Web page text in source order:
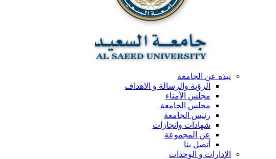
نبذه عن الجامعة
الرؤية والرسالة و الاهداف
مجلس الأمناء
مجلس الجامعة
رئيس الجامعة
شهادات وانجازات
عن المجموعة
أتصل بنا
الإدارات و الوحدات